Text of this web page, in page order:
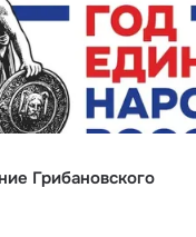
Грибановского